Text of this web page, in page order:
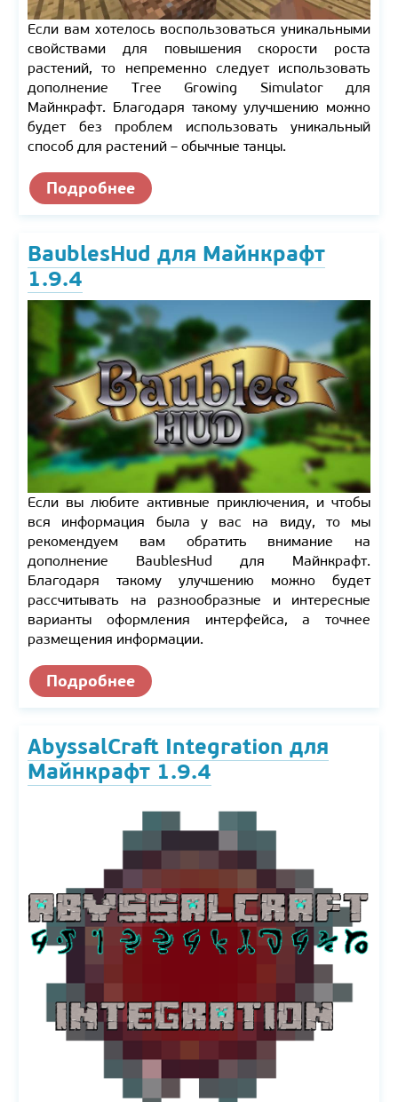
Если вам хотелось воспользоваться уникальными
свойствами для повышения скорости роста
растений, то непременно следует использовать
дополнение Tree Growing Simulator для
Майнкрафт. Благодаря такому улучшению можно
будет без проблем использовать уникальный
способ для растений – обычные танцы.
Подробнее
BaublesHud для Майнкрафт
1.9.4
Если вы любите активные приключения, и чтобы
вся информация была у вас на виду, то мы
рекомендуем вам обратить внимание на
дополнение BaublesHud для Майнкрафт.
Благодаря такому улучшению можно будет
рассчитывать на разнообразные и интересные
варианты оформления интерфейса, а точнее
размещения информации.
Подробнее
AbyssalCraft Integration для
Майнкрафт 1.9.4